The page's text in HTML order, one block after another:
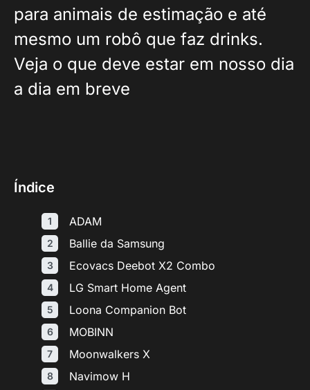
para animais de estimação e até
mesmo um robô que faz drinks.
Veja o que deve estar em nosso dia
a dia em breve
Índice
ADAM
Ballie da Samsung
Ecovacs Deebot X2 Combo
LG Smart Home Agent
Loona Companion Bot
MOBINN
Moonwalkers X
Navimow H